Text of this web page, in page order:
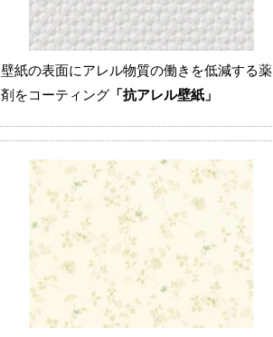
壁紙の表面にアレル物質の働きを低減する薬
剤をコーティング 「抗アレル壁紙」